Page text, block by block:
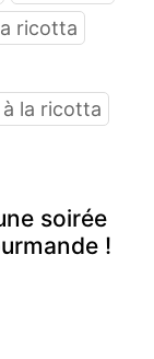
ricotta
la ricotta
soirée
!